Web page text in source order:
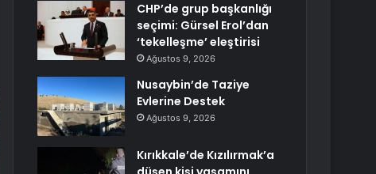
CHP’de grup başkanlığı
seçimi: Gürsel Erol’dan
‘tekelleşme’ eleştirisi
Ağustos 9, 2026
Nusaybin’de Taziye
Evlerine Destek
Ağustos 9, 2026
Kırıkkale’de Kızılırmak’a